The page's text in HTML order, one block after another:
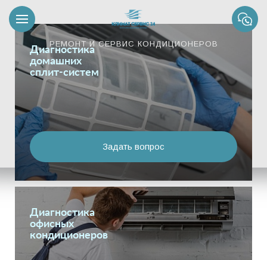
РЕМОНТ И СЕРВИС КОНДИЦИОНЕРОВ
Диагностика
домашних
сплит-систем
Задать вопрос
Диагностика
офисных
кондиционеров